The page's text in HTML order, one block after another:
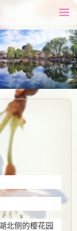
北侧的樱花园